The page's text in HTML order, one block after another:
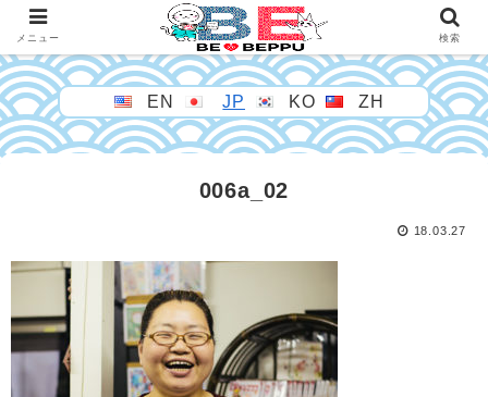
EN JP KO ZH
006a_02
18.03.27
メニュー 検索